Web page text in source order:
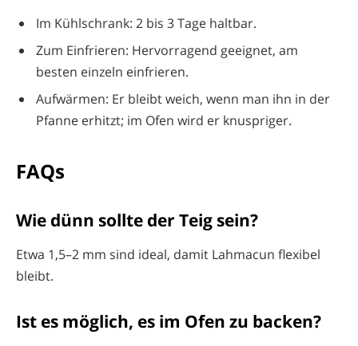
Im Kühlschrank: 2 bis 3 Tage haltbar.
Zum Einfrieren: Hervorragend geeignet, am
besten einzeln einfrieren.
Aufwärmen: Er bleibt weich, wenn man ihn in der
Pfanne erhitzt; im Ofen wird er knuspriger.
FAQs
Wie dünn sollte der Teig sein?
Etwa 1,5–2 mm sind ideal, damit Lahmacun flexibel
bleibt.
Ist es möglich, es im Ofen zu backen?